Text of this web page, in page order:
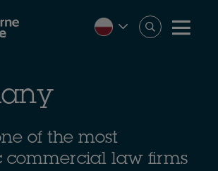
of the most
commercial law firms